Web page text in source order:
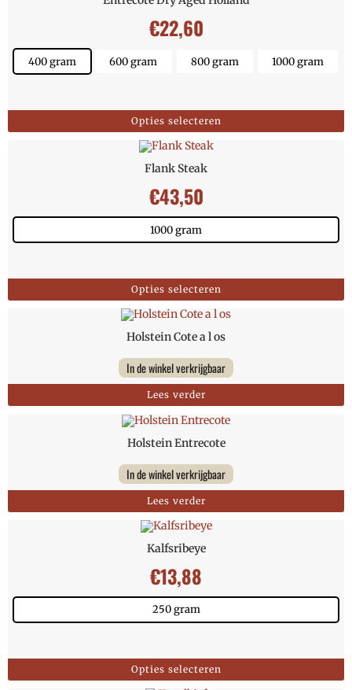
€22,60
400 gram 600 gram 800 gram 1000 gram
Opties selecteren
Flank Steak
€43,50
1000 gram
Opties selecteren
Holstein Cote a l os
In de winkel verkrijgbaar
Lees verder
Holstein Entrecote
In de winkel verkrijgbaar
Lees verder
Kalfsribeye
€13,88
250 gram
Opties selecteren